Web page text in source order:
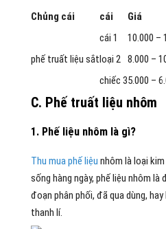
Chủng cái cái Giá
phế truất liệu sắt
cái 1 10.000 –
loại 2 8.000 –
chiếc 35.000 –
C. Phế truất liệu nhôm
1. Phếliệu nhôm là gì?
Thu mua phế liệu nhôm làloại
sống hàng ngày, phếliệu nhôm là
đoạn phân phối, đã quadùng,
thanh lí.